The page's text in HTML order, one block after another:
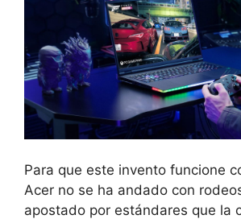
Para que este invento funcione
Acer no se ha andado con
apostado por estándares que la